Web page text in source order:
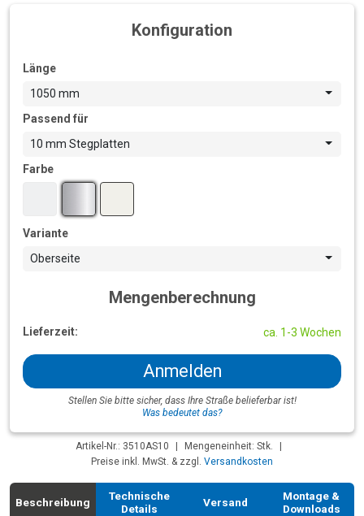
Konfiguration
Länge
1050 mm
Passend für
10 mm Stegplatten
Farbe
Variante
Oberseite
Mengenberechnung
Lieferzeit: ca. 1-3 Wochen
Anmelden
Stellen Sie bitte sicher, dass Ihre Straße belieferbar ist!
Was bedeutet das?
Artikel-Nr.: 3510AS10 | Mengeneinheit: Stk.
|
Preise inkl. MwSt. & zzgl. Versandkosten
Beschreibung
Technische
Details
Versand
Montage &
Downloads